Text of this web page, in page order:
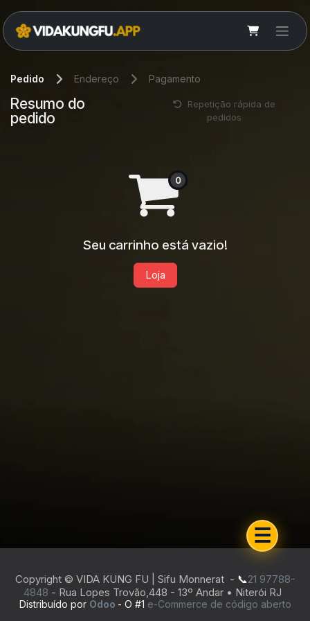
Pedido Endereço Pagamento
Resumo do
pedido
Repetição rápida de
pedidos
Seu carrinho está vazio!
Loja
Copyright © VIDA KUNG FU | Sifu Monnerat - 📞21 97788-
4848 - Rua Lopes Trovão,448 - 13º Andar • Niterói RJ
Distribuído por Odoo - O #1 e-Commerce de código aberto
☰